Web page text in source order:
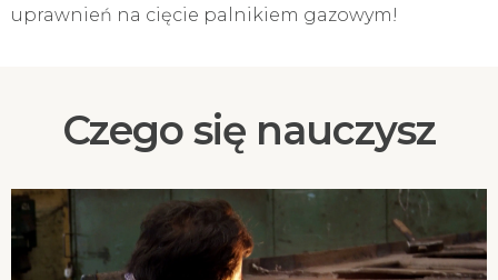
uprawnień na cięcie palnikiem gazowym!
Czego się nauczysz